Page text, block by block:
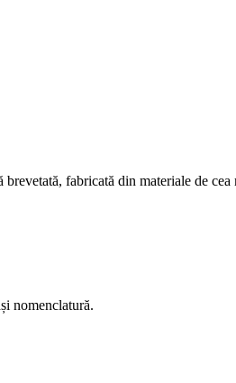
fabricată din materiale de
nomenclatură.